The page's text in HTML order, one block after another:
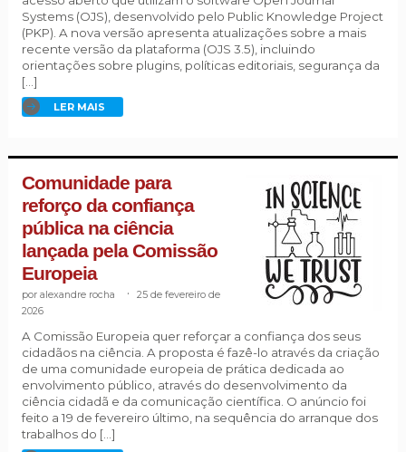
Systems (OJS), desenvolvido pelo Public Knowledge Project
(PKP). A nova versão apresenta atualizações sobre a mais
recente versão da plataforma (OJS 3.5), incluindo
orientações sobre plugins, políticas editoriais, segurança da
[…]
LER MAIS
Comunidade para
reforço da confiança
pública na ciência
lançada pela Comissão
Europeia
alexandre rocha
25 de fevereiro de
2026
A Comissão Europeia quer reforçar a confiança dos seus
cidadãos na ciência. A proposta é fazê-lo através da criação
de uma comunidade europeia de prática dedicada ao
envolvimento público, através do desenvolvimento da
ciência cidadã e da comunicação científica. O anúncio foi
feito a 19 de fevereiro último, na sequência do arranque dos
trabalhos do […]